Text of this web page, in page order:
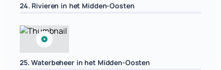
24. Rivieren in het Midden-Oosten
25. Waterbeheer in het Midden-Oosten